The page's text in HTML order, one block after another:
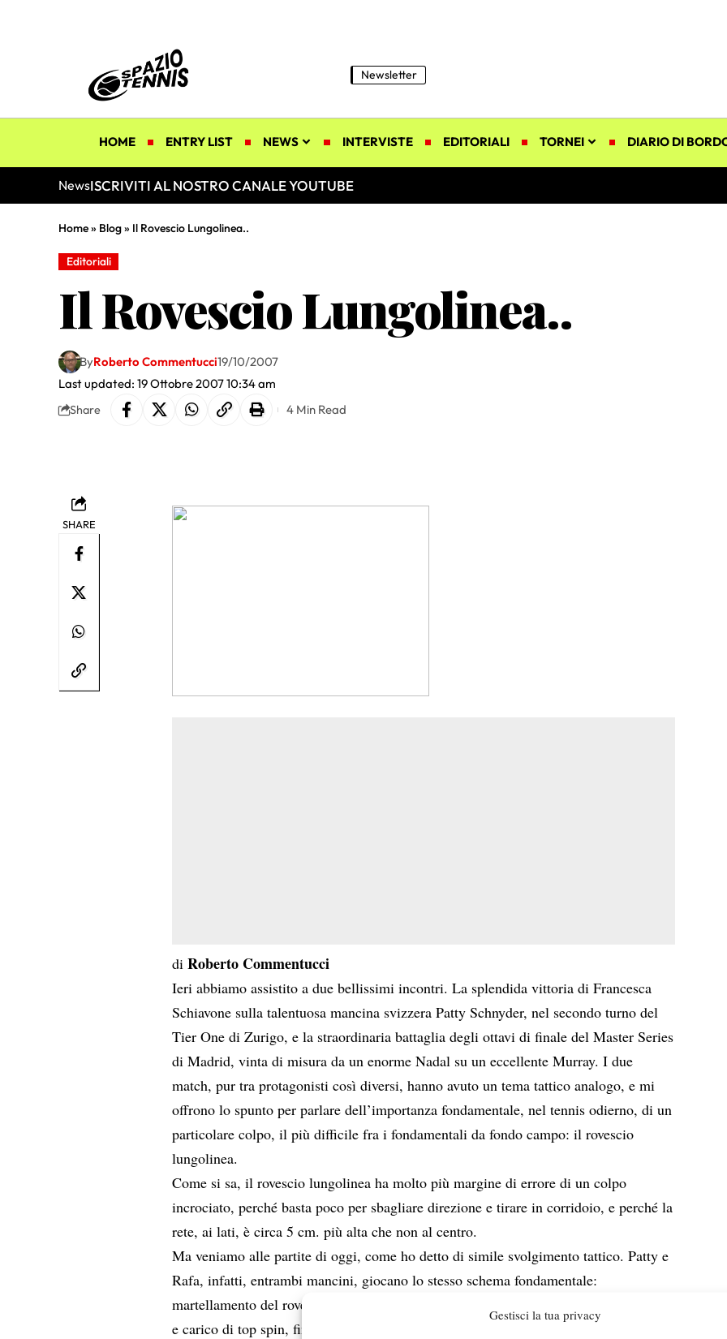
Gestisci la tua privacy
Newsletter
HOME ENTRY LIST NEWS INTERVISTE EDITORIALI TORNEI DIARIO DI
NewsISCRIVITI AL NOSTRO CANALE YOUTUBE
Home» Blog» Il Rovescio Lungolinea..
Editoriali
Il Rovescio Lungolinea..
Last updated: 19 Ottobre 2007 10:34 am
ByRoberto Commentucci19/10/2007
Share 4 Min Read
SHARE
diRoberto Commentucci
Ieri abbiamo assistito a due bellissimi incontri. La splendida vittoria di Francesca
Schiavone sulla talentuosa mancina svizzera Patty Schnyder, nel secondo turno del
Tier One di Zurigo, e la straordinaria battaglia degli ottavi di finale del Master Series
di Madrid, vinta di misura da un enorme Nadal su un eccellente Murray. I due
match, pur tra protagonisti così diversi, hanno avuto un tema tattico analogo, e mi
offrono lo spunto per parlare dell’importanza fondamentale, nel tennis odierno, di un
particolare colpo, il più difficile fra i fondamentali da fondo campo: il rovescio
lungolinea.
Come si sa, il rovescio lungolinea ha molto più margine di errore di un colpo
incrociato, perché basta poco per sbagliare direzione e tirare in corridoio, e perché la
rete, ai lati, è circa 5 cm. più alta che non al centro.
Ma veniamo alle partite di oggi, come ho detto di simile svolgimento tattico. Patty e
Rafa, infatti, entrambi mancini, giocano lo stesso schema fondamentale:
martellamento del rovescio avversario con il dritto incrociato, profondo, alto, veloce
e carico di top spin, fino ad aprirsi il campo e finire il punto con l’accelerazione ad